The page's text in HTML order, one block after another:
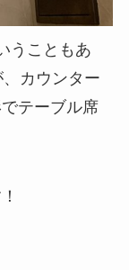
うこともあ
カウンター
テーブル席